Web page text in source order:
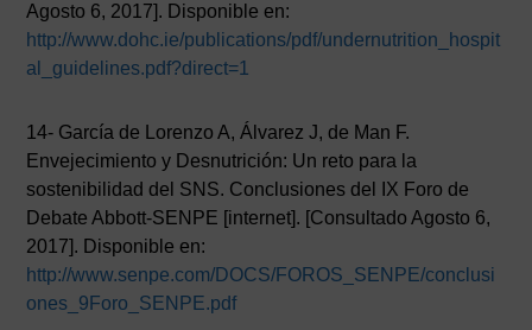
Agosto 6, 2017]. Disponible en:
http://www.dohc.ie/publications/pdf/undernutrition_hospit
al_guidelines.pdf?direct=1
14- García de Lorenzo A, Álvarez J, de Man F.
Envejecimiento y Desnutrición: Un reto para la
sostenibilidad del SNS. Conclusiones del IX Foro de
Debate Abbott-SENPE [internet]. [Consultado Agosto 6,
2017]. Disponible en:
http://www.senpe.com/DOCS/FOROS_SENPE/conclusi
ones_9Foro_SENPE.pdf
AVISO LEGAL|POLÍTICA DE PRIVACIDAD
CONDICIONES DE CONTRATACIÓN